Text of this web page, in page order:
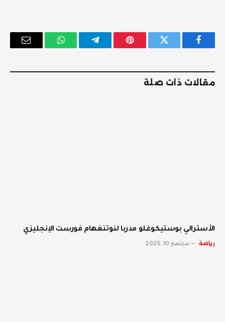
فيسبوك تويتر بينتيريستتيلقرام واتساب
البريد
مقالات ذات صلة
الأسترالي بوستيكوغلو مدربا لنوتنغهام فورست الإنجليزي
رياضة سبتمبر 10, 2025